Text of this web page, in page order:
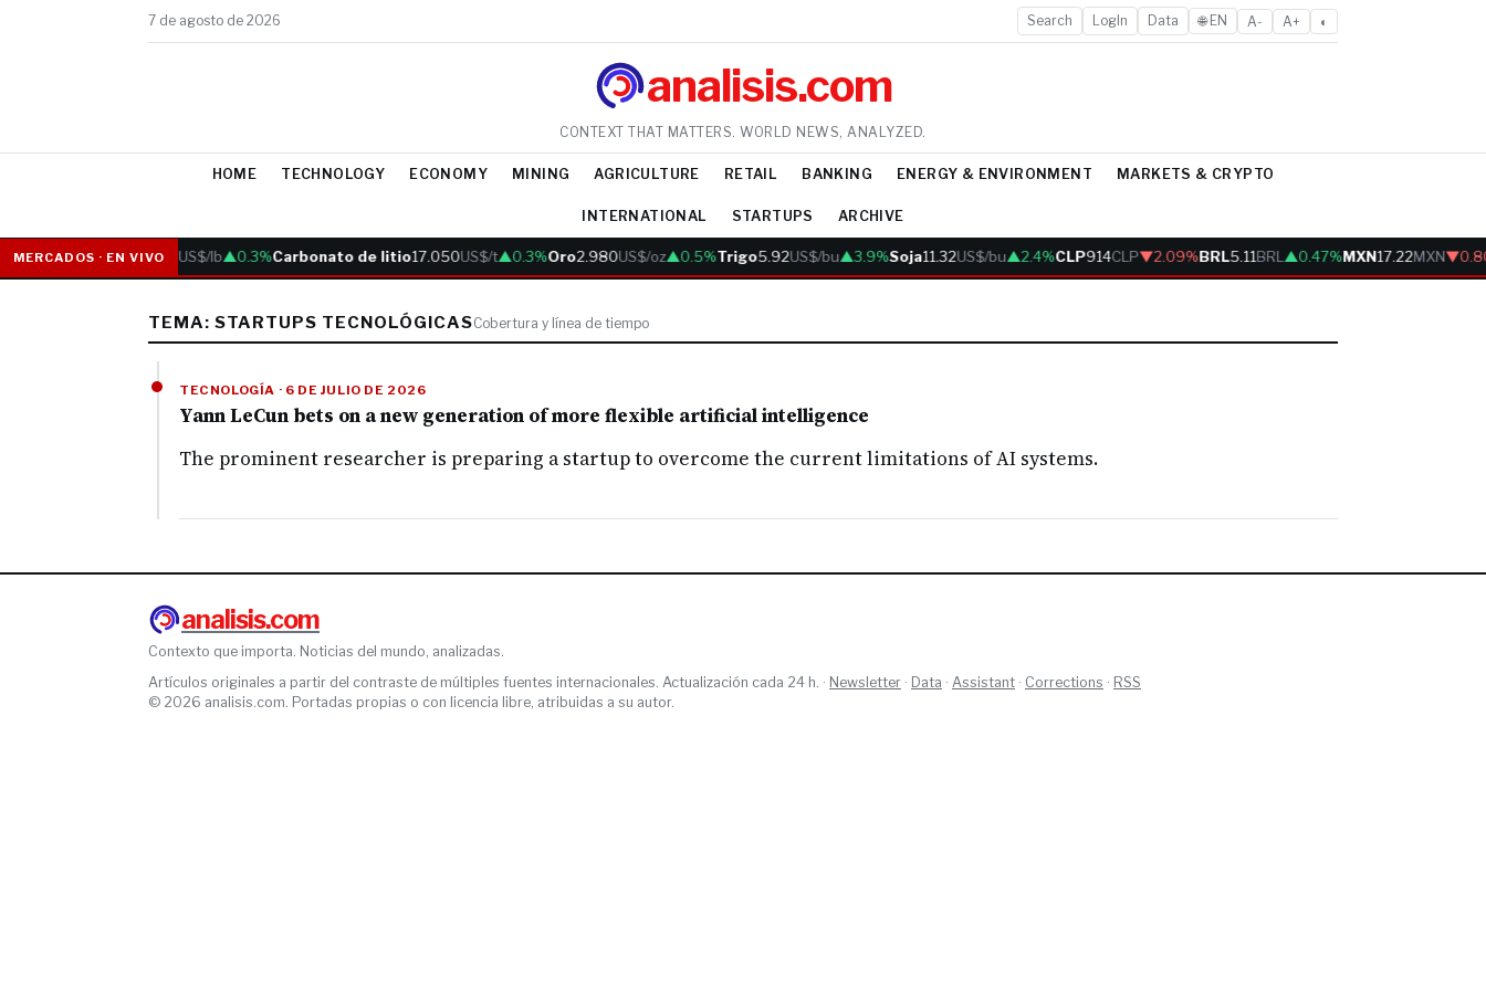
7 de agosto de 2026 Search LogIn Data 🌐 EN A- A+ ◐
analisis.com
CONTEXT THAT MATTERS. WORLD NEWS, ANALYZED.
HOME TECHNOLOGY ECONOMY MINING AGRICULTURE RETAIL BANKING ENERGY & ENVIRONMENT MARKETS & CRYPTO
INTERNATIONAL STARTUPS ARCHIVE
MERCADOS · EN VIVO
Cobre6.05 US$/lb▲0.3%Carbonato de litio17.050US$/t▲0.3%Oro2.980US$/oz▲0.5%Trigo5.92US$/bu▲3.9%Soja11.32US$/bu▲2.4%CLP914CLP▼2.09%BRL5.11BRL ▲0.47%MXN17.22MXN
TEMA: STARTUPS TECNOLÓGICASCobertura y línea de tiempo
TECNOLOGÍA · 6 DE JULIO DE 2026
Yann LeCun bets on a new generation of more flexible artificial intelligence
The prominent researcher is preparing a startup to overcome the current limitations of AI systems.
analisis.com
Contexto que importa. Noticias del mundo, analizadas.
Artículos originales a partir del contraste de múltiples fuentes internacionales. Actualización cada 24 h. · Newsletter · Data · Assistant · Corrections · RSS
© 2026 analisis.com. Portadas propias o con licencia libre, atribuidas a su autor.